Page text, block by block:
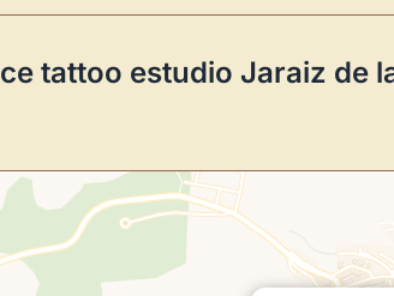
tattoo estudio Jaraiz de